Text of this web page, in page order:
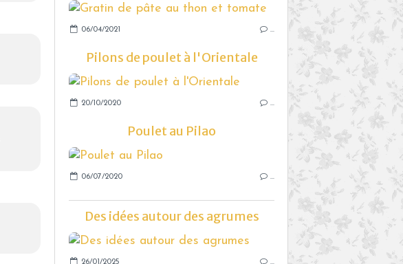
06/04/2021 …
Pilons de poulet à l'Orientale
20/10/2020 …
Poulet au Pilao
06/07/2020 …
Des idées autour des agrumes
26/01/2025 …